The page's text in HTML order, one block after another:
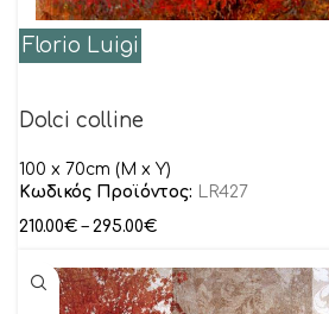
Florio Luigi
Dolci colline
100 x 70cm (M x Y)
Κωδικός Προϊόντος: LR427
210.00€ – 295.00€